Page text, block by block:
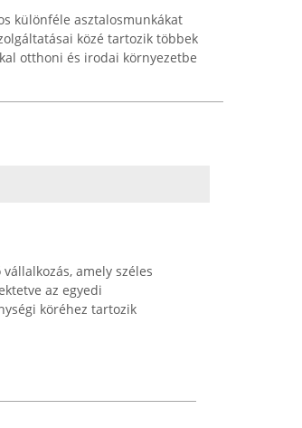
különféle asztalosmunkákat
közé tartozik többek
otthoni és irodai környezetbe
amely széles
az egyedi
köréhez tartozik